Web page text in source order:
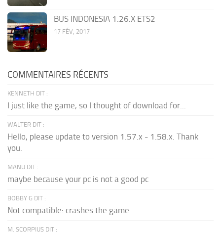
BUS INDONESIA 1.26.X ETS2
17 FÉV, 2017
COMMENTAIRES RÉCENTS
KENNETH DIT :
I just like the game, so I thought of download for...
WALTER DIT :
Hello, please update to version 1.57.x - 1.58.x. Thank
you.
MANU DIT :
maybe because your pc is not a good pc
BOBBY G DIT :
Not compatible: crashes the game
M. SCORPIUS DIT :